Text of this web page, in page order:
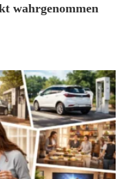
wahrgenommen